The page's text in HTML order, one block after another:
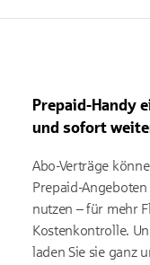
Prepaid-Handy
und sofort
Abo-Verträge
Prepaid-
nutzen – für mehr
Kostenkontrolle.
laden Sie sie ganz